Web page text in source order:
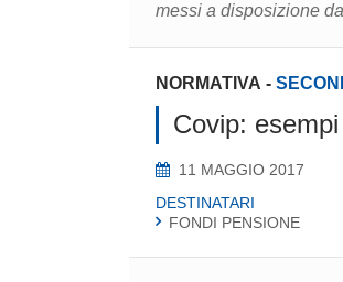
NORMATIVA -
Covip:
11 MAGGIO 2017
DESTINATARI
FONDI PENSIONE